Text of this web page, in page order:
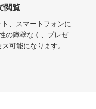
閲覧
、スマートフォンに
の障壁なく、プレゼ
可能になります。